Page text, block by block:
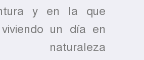
y en la que
un día en
naturaleza